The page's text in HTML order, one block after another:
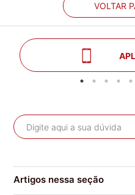
VOLTAR
Artigos nessa seção